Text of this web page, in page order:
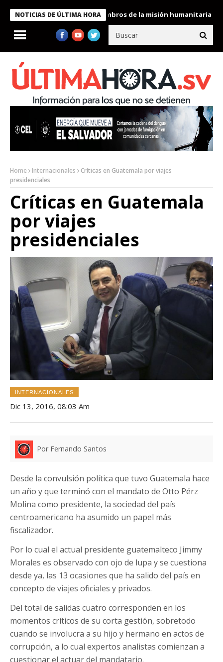
NOTICIAS DE ÚLTIMA HORA
Bukele condecora a miembros de la misión humanitaria
Home Internacionales
Críticas en Guatemala por viajes
presidenciales
Críticas en Guatemala
por viajes
presidenciales
INTERNACIONALES
Dic 13, 2016, 08:03 Am
Por Fernando Santos
Desde la convulsión política que tuvo Guatemala hace
un año y que terminó con el mandato de Otto Pérz
Molina como presidente, la sociedad del país
centroamericano ha asumido un papel más
fiscalizador.
Por lo cual el actual presidente guatemalteco Jimmy
Morales es observado con ojo de lupa y se cuestiona
desde ya, las 13 ocasiones que ha salido del país en
concepto de viajes oficiales y privados.
Del total de salidas cuatro corresponden en los
momentos críticos de su corta gestión, sobretodo
cuando se involucra a su hijo y hermano en actos de
corrupción, a lo cual expertos analistas comienzan a
cuestionar el actuar del mandatario.